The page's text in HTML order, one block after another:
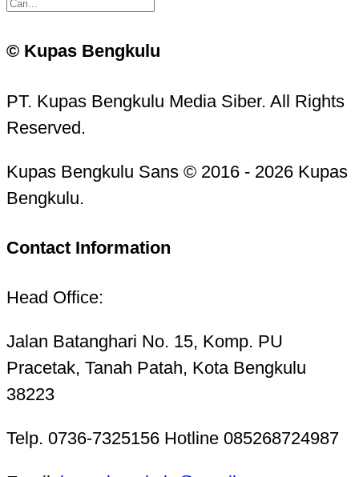
© Kupas Bengkulu
PT. Kupas Bengkulu Media Siber. All Rights
Reserved.
Kupas Bengkulu Sans © 2016 - 2026 Kupas
Bengkulu.
Contact Information
Head Office:
Jalan Batanghari No. 15, Komp. PU
Pracetak, Tanah Patah, Kota Bengkulu
38223
Telp. 0736-7325156 Hotline 085268724987